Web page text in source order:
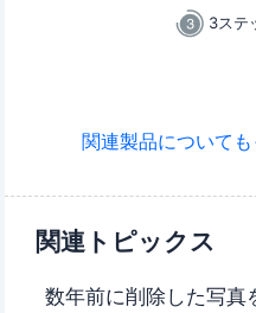
3ステ
関連製品について
関連トピックス
数年前に削除した写真